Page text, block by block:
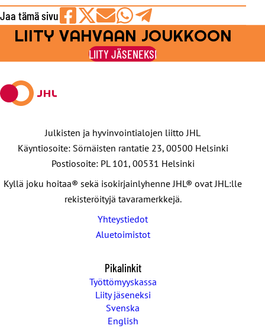
Jaa tämä sivu
Jaa
Facebookissa
Jaa
viestipalvelu
X:ssä
Jaa
sähköpostilla
Jaa
WhatsAppilla
Jaa
Telegramilla
LIITY VAHVAAN JOUKKOON
LIITY JÄSENEKSI
Julkisten ja hyvinvointialojen liitto JHL
Käyntiosoite: Sörnäisten rantatie 23, 00500 Helsinki
Postiosoite: PL 101, 00531 Helsinki
Kyllä joku hoitaa® sekä isokirjainlyhenne JHL® ovat JHL:lle
rekisteröityjä tavaramerkkejä.
Yhteystiedot
Aluetoimistot
Pikalinkit
Työttömyyskassa
Liity jäseneksi
Svenska
English